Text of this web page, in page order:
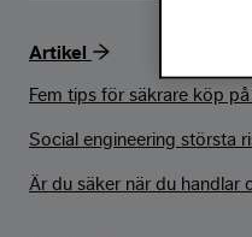
Artikel
Fem tips för säkrare köp
Social engineering största
Är du säker när du handlar